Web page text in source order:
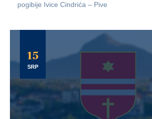
pogibije Ivice Cindrića – Pive
15
SRP